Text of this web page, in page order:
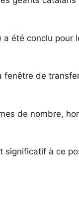
été conclu pour
fenêtre de
de nombre,
significatif à ce